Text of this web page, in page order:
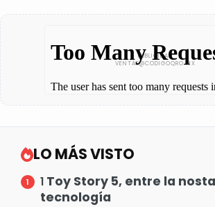
LO MÁS VISTO
1 Toy Story 5, entre la
tecnología